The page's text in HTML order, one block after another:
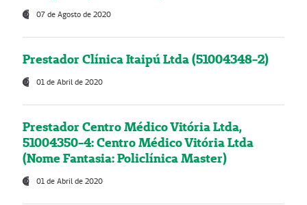
07 de Agosto de 2020
Prestador Clínica Itaipú Ltda (51004348-2)
01 de Abril de 2020
Prestador Centro Médico Vitória Ltda,
51004350-4: Centro Médico Vitória Ltda
(Nome Fantasia: Policlínica Master)
01 de Abril de 2020